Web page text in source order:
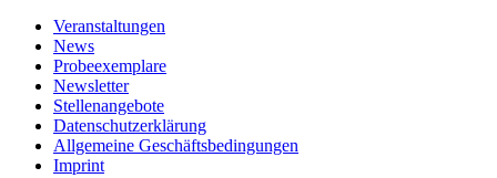
Veranstaltungen
News
Probeexemplare
Newsletter
Stellenangebote
Datenschutzerklärung
Allgemeine Geschäftsbedingungen
Imprint